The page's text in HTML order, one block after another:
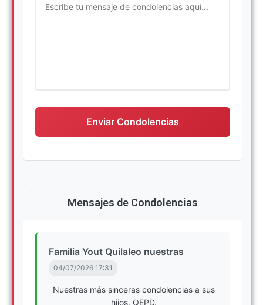
Enviar Condolencias
Mensajes de Condolencias
Familia Yout Quilaleo nuestras
04/07/2026 17:31
Nuestras más sinceras condolencias a sus
hijos. QEPD.